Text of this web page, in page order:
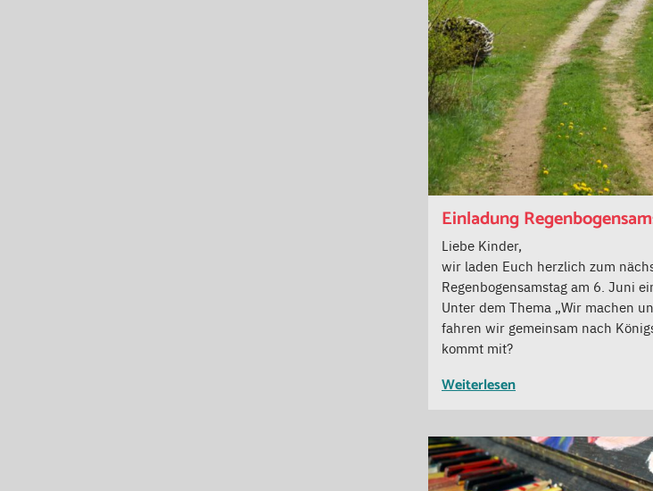
Einladung
Liebe Kinder,
wir laden Euch herzlich zum
Regenbogensamstag am 6. Juni
Unter dem Thema „Wir machen
fahren wir gemeinsam nach
kommt mit?
Weiterlesen